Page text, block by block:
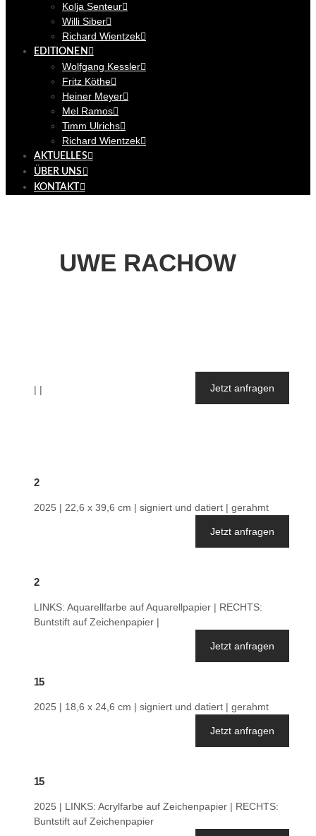
Kolja Senteur
Willi Siber
Richard Wientzek
EDITIONEN
Wolfgang Kessler
Fritz Köthe
Heiner Meyer
Mel Ramos
Timm Ulrichs
Richard Wientzek
AKTUELLES
ÜBER UNS
KONTAKT
UWE RACHOW
| | Jetzt anfragen
2
2025 | 22,6 x 39,6 cm | signiert und datiert | gerahmt
Jetzt anfragen
2
LINKS: Aquarellfarbe auf Aquarellpapier | RECHTS:
Buntstift auf Zeichenpapier |
Jetzt anfragen
15
2025 | 18,6 x 24,6 cm | signiert und datiert | gerahmt
Jetzt anfragen
15
2025 | LINKS: Acrylfarbe auf Zeichenpapier | RECHTS:
Buntstift auf Zeichenpapier